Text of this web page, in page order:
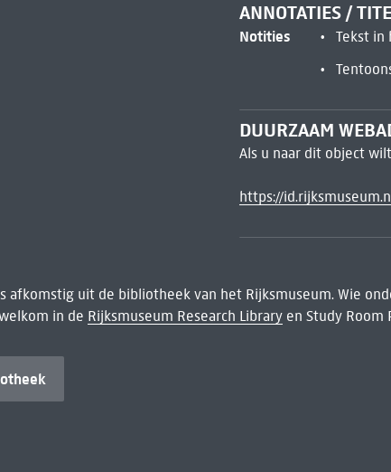
ANNOTATIES /
Notities
Tekst in
DUURZAAM
Als u naar dit object
https://
afkomstig uit de bibliotheek van het Rijksmuseum. Wie
in de Rijksmuseum Research Libraryen Study Room